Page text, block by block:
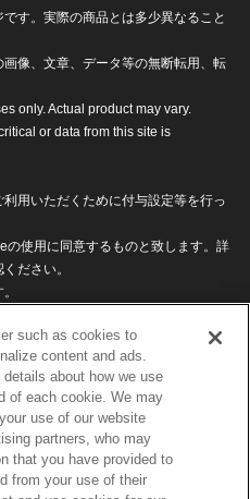
す。実際の商品とは多少異なること
像、文章、データ等の無断転用、転
only. Actual product may vary.
or data from this site is
用いただくために付与設定等を行っ
使用に同意するものと致します。詳
ださい。
Do Not Sell or Share My
Personal Information
ソーシャルメディアポリシー
お問い合わせ
such as cookies to
content and ads.
about how we use
of each cookie. We may
use of our website
partners, who may
that you have provided to
from your use of their